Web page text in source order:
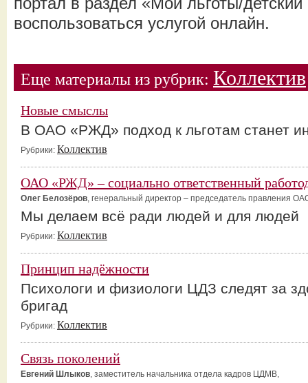
воспользоваться услугой онлайн.
Еще материалы из рубрик: Коллектив
Новые смыслы
В ОАО «РЖД» подход к льготам станет
Рубрики: Коллектив
ОАО «РЖД» – социально ответственный
Олег Белозёров, генеральный директор – председатель правления
Мы делаем всё ради людей и для людей
Рубрики: Коллектив
Принцип надёжности
Психологи и физиологи ЦДЗ следят за
бригад
Рубрики: Коллектив
Связь поколений
Евгений Шлыков, заместитель начальника отдела кадров ЦДМВ,